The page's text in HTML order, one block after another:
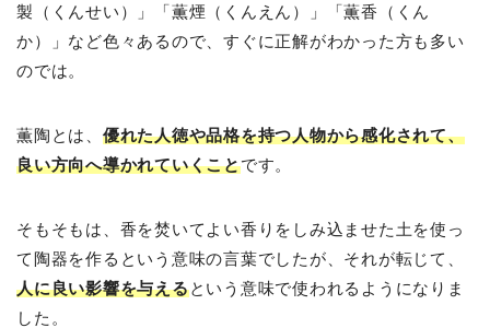
製（くんせい）」「薫煙（くんえん）」「薫香（くん
か）」など色々あるので、すぐに正解がわかった方も多い
のでは。
薫陶とは、 優れた人徳や品格を持つ人物から感化されて、
良い方向へ導かれていくことです。
そもそもは、香を焚いてよい香りをしみ込ませた土を使っ
て陶器を作るという意味の言葉でしたが、それが転じて、
人に良い影響を与えるという意味で使われるようになりま
した。